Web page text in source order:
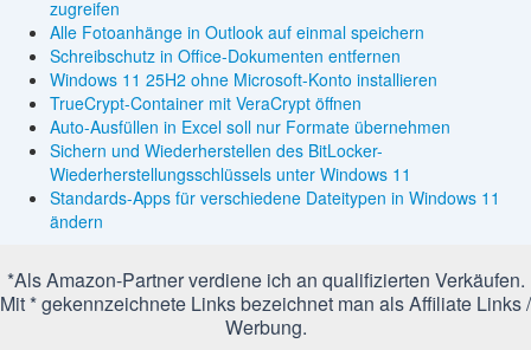
zugreifen
Alle Fotoanhänge in Outlook auf einmal speichern
Schreibschutz in Office-Dokumenten entfernen
Windows 11 25H2 ohne Microsoft-Konto installieren
TrueCrypt-Container mit VeraCrypt öffnen
Auto-Ausfüllen in Excel soll nur Formate übernehmen
Sichern und Wiederherstellen des BitLocker-
Wiederherstellungsschlüssels unter Windows 11
Standards-Apps für verschiedene Dateitypen in Windows 11
ändern
*Als Amazon-Partner verdiene ich an qualifizierten Verkäufen.
Mit * gekennzeichnete Links bezeichnet man als Affiliate Links /
Werbung.